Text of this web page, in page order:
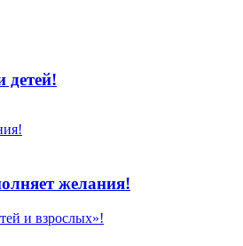
детей!
желания!